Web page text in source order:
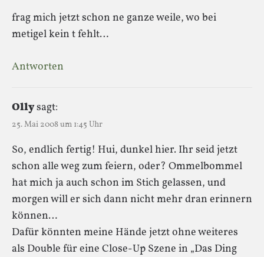
frag mich jetzt schon ne ganze weile, wo bei
metigel kein t fehlt…
Antworten
Ollysagt:
25. Mai 2008 um 1:45 Uhr
So, endlich fertig! Hui, dunkel hier. Ihr seid jetzt
schon alle weg zum feiern, oder? Ommelbommel
hat mich ja auch schon im Stich gelassen, und
morgen will er sich dann nicht mehr dran erinnern
können…
Dafür könnten meine Hände jetzt ohne weiteres
als Double für eine Close-Up Szene in „Das Ding